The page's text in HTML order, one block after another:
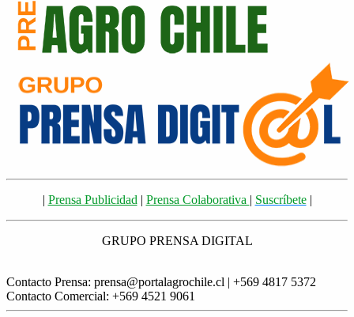
| Prensa Publicidad| Prensa Colaborativa | Suscríbete|
GRUPO PRENSA DIGITAL
Contacto Prensa: prensa@portalagrochile.cl | +569 4817 5372
Contacto Comercial: +569 4521 9061